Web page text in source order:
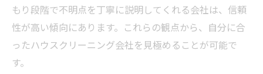
もり段階で不明点を丁寧に説明してくれる会社は、信頼
性が高い傾向にあります。これらの観点から、自分に合
ったハウスクリーニング会社を見極めることが可能で
す。